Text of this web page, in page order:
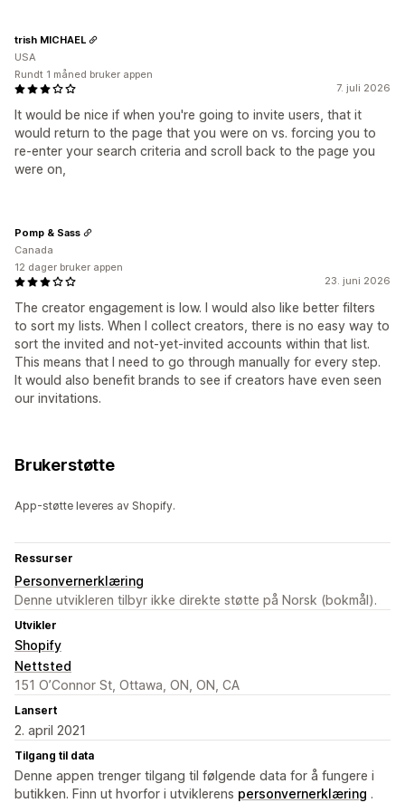
7. juli 2026
It would be nice if when you're going to invite users, that it
would return to the page that you were on vs. forcing you to
re-enter your search criteria and scroll back to the page you
were on,
trish MICHAEL
USA
Rundt 1 måned bruker appen
23. juni 2026
The creator engagement is low. I would also like better filters
to sort my lists. When I collect creators, there is no easy way to
sort the invited and not-yet-invited accounts within that list.
This means that I need to go through manually for every step.
It would also benefit brands to see if creators have even seen
our invitations.
Pomp & Sass
Canada
12 dager bruker appen
Brukerstøtte
App-støtte leveres av Shopify.
Ressurser
Personvernerklæring
Denne utvikleren tilbyr ikke direkte støtte på Norsk (bokmål).
Utvikler
Shopify
Nettsted
151 O’Connor St, Ottawa, ON, ON, CA
Lansert
2. april 2021
Tilgang til data
Denne appen trenger tilgang til følgende data for å fungere i
butikken. Finn ut hvorfor i utviklerens personvernerklæring .